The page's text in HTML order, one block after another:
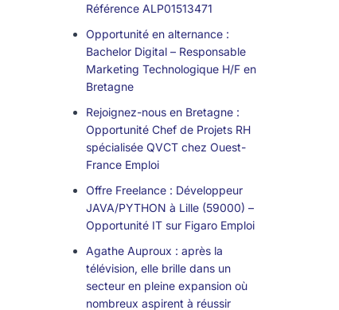
Référence ALP01513471
Opportunité en alternance :
Bachelor Digital – Responsable
Marketing Technologique H/F en
Bretagne
Rejoignez-nous en Bretagne :
Opportunité Chef de Projets RH
spécialisée QVCT chez Ouest-
France Emploi
Offre Freelance : Développeur
JAVA/PYTHON à Lille (59000) –
Opportunité IT sur Figaro Emploi
Agathe Auproux : après la
télévision, elle brille dans un
secteur en pleine expansion où
nombreux aspirent à réussir